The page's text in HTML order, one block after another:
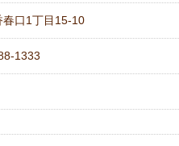
口1丁目15-10